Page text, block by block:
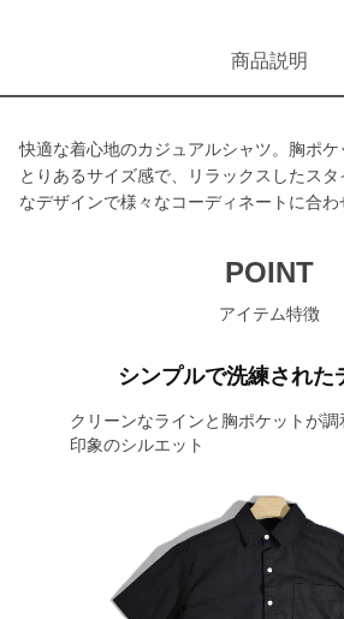
商品説明
快適な着心地のカジュアルシャツ。胸ポ
とりあるサイズ感で、リラックスしたス
なデザインで様々なコーディネートに合わ
POINT
アイテム特徴
シンプルで洗練された
クリーンなラインと胸ポケットが
印象のシルエット